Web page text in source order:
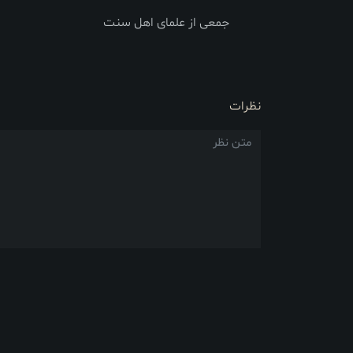
جمعی از علمای اهل سنت
نظرات